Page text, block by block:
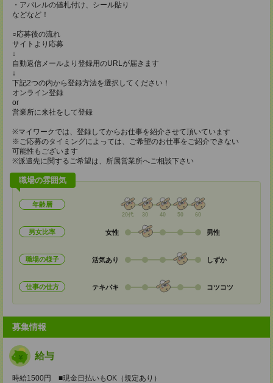
・アパレルの値札付け、シール貼り
などなど！
○応募後の流れ
サイトより応募
↓
自動返信メールより登録用のURLが届きます
↓
下記2つの内から登録方法を選択してください！
オンライン登録
or
営業所に来社をして登録
※マイワークでは、登録してからお仕事を紹介させて頂いています
※ご応募のタイミングによっては、ご希望のお仕事をご紹介できない
可能性もございます
※派遣先に関するご希望は、所属営業所へご相談下さい
職場の雰囲気
年齢層
20代 30 40 50 60
男女比率 女性 男性
職場の様子 活気あり しずか
仕事の仕方 テキパキ コツコツ
募集情報
給与
時給1500円 ■現金日払いもOK（規定あり）